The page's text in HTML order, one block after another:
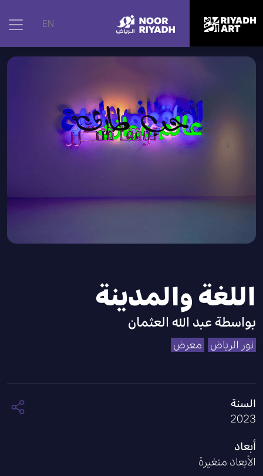
EN الرئيسية | الأعمال الفنية | اللغة والمدينة
اللغة والمدينة
بواسطة عبد الله العثمان
نور الرياض معرض
السنة
2023
أبعاد
الأبعاد متغيرة